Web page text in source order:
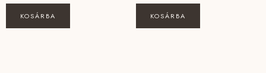
KOSÁRBA KOSÁRBA